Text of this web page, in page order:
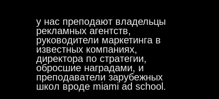
у нас преподают владельцы
рекламных агентств,
руководители маркетинга в
известных компаниях,
директора по стратегии,
обросшие наградами, и
преподаватели зарубежных
школ вроде miami ad school.